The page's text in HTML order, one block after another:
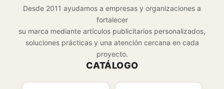
Desde 2011 ayudamos a empresas y organizaciones a
fortalecer
su marca mediante artículos publicitarios personalizados,
soluciones prácticas y una atención cercana en cada
proyecto.
CATÁLOGO